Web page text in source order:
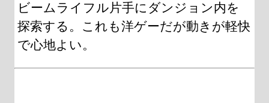
ビームライフル片手にダンジョン内を
探索する。これも洋ゲーだが動きが軽快
で心地よい。